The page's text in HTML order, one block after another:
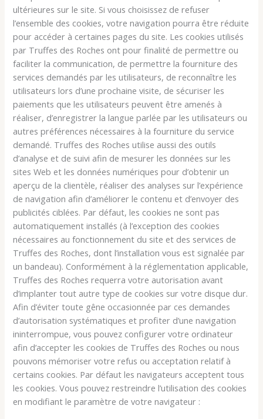
ultérieures sur le site. Si vous choisissez de refuser
l’ensemble des cookies, votre navigation pourra être réduite
pour accéder à certaines pages du site. Les cookies utilisés
par Truffes des Roches ont pour finalité de permettre ou
faciliter la communication, de permettre la fourniture des
services demandés par les utilisateurs, de reconnaître les
utilisateurs lors d’une prochaine visite, de sécuriser les
paiements que les utilisateurs peuvent être amenés à
réaliser, d’enregistrer la langue parlée par les utilisateurs ou
autres préférences nécessaires à la fourniture du service
demandé. Truffes des Roches utilise aussi des outils
d’analyse et de suivi afin de mesurer les données sur les
sites Web et les données numériques pour d’obtenir un
aperçu de la clientèle, réaliser des analyses sur l’expérience
de navigation afin d’améliorer le contenu et d’envoyer des
publicités ciblées. Par défaut, les cookies ne sont pas
automatiquement installés (à l’exception des cookies
nécessaires au fonctionnement du site et des services de
Truffes des Roches, dont l’installation vous est signalée par
un bandeau). Conformément à la réglementation applicable,
Truffes des Roches requerra votre autorisation avant
d’implanter tout autre type de cookies sur votre disque dur.
Afin d’éviter toute gêne occasionnée par ces demandes
d’autorisation systématiques et profiter d’une navigation
ininterrompue, vous pouvez configurer votre ordinateur
afin d’accepter les cookies de Truffes des Roches ou nous
pouvons mémoriser votre refus ou acceptation relatif à
certains cookies. Par défaut les navigateurs acceptent tous
les cookies. Vous pouvez restreindre l’utilisation des cookies
en modifiant le paramètre de votre navigateur :